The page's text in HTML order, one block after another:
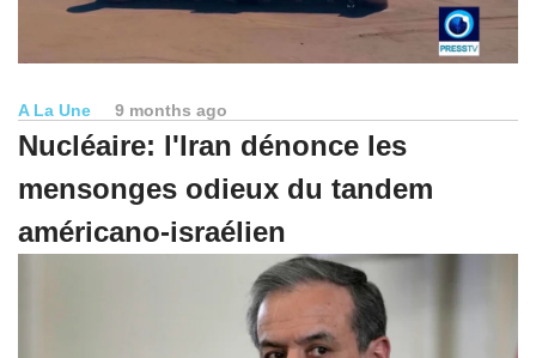
A La Une 9 months ago
Nucléaire: l'Iran dénonce les
mensonges odieux du tandem
américano-israélien